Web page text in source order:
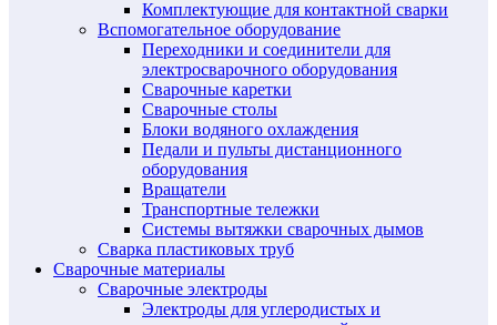
Комплектующие для контактной сварки
Вспомогательное оборудование
Переходники и соединители для
электросварочного оборудования
Сварочные каретки
Сварочные столы
Блоки водяного охлаждения
Педали и пульты дистанционного
оборудования
Вращатели
Транспортные тележки
Системы вытяжки сварочных дымов
Сварка пластиковых труб
Сварочные материалы
Сварочные электроды
Электроды для углеродистых и